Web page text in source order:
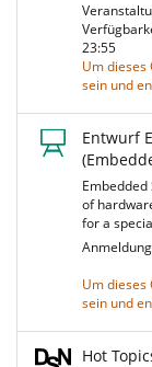
23:55
Um dieses
sein und
Entwurf
of
for a
Um dieses
sein und
Hot